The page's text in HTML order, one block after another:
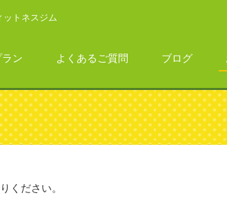
ットネスジム
ン よくあるご質問 ブログ
ください。